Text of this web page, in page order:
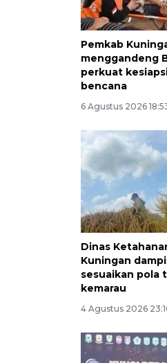
Pemkab
menggandeng
perkuat
bencana
6 Agustus 2026
Dinas
Kuningan
sesuaikan pola
kemarau
4 Agustus 2026